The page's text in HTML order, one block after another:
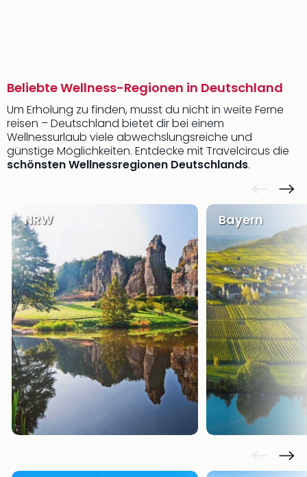
Beliebte Wellness-Regionen in Deutschland
Um Erholung zu finden, musst du nicht in weite Ferne
reisen – Deutschland bietet dir bei einem
Wellnessurlaub viele abwechslungsreiche und
günstige Möglichkeiten. Entdecke mit Travelcircus die
schönsten Wellnessregionen Deutschlands.
NRW Bayern